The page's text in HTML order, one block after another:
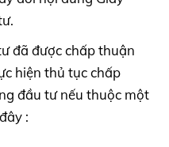
đã được chấp thuận
hiện thủ tục chấp
đầu tư nếu thuộc một
: